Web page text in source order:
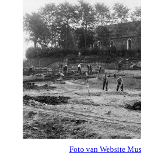
Foto van Website